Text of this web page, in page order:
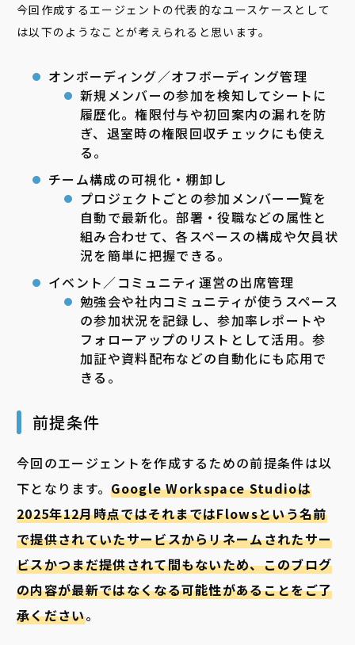
今回作成するエージェントの代表的なユースケースとして
は以下のようなことが考えられると思います。
オンボーディング／オフボーディング管理
新規メンバーの参加を検知してシートに
履歴化。権限付与や初回案内の漏れを防
ぎ、退室時の権限回収チェックにも使え
る。
チーム構成の可視化・棚卸し
プロジェクトごとの参加メンバー一覧を
自動で最新化。部署・役職などの属性と
組み合わせて、各スペースの構成や欠員状
況を簡単に把握できる。
イベント／コミュニティ運営の出席管理
勉強会や社内コミュニティが使うスペース
の参加状況を記録し、参加率レポートや
フォローアップのリストとして活用。参
加証や資料配布などの自動化にも応用で
きる。
前提条件
今回のエージェントを作成するための前提条件は以
下となります。Google Workspace Studioは
2025年12月時点ではそれまではFlowsという名前
で提供されていたサービスからリネームされたサー
ビスかつまだ提供されて間もないため、このブログ
の内容が最新ではなくなる可能性があることをご了
承ください。